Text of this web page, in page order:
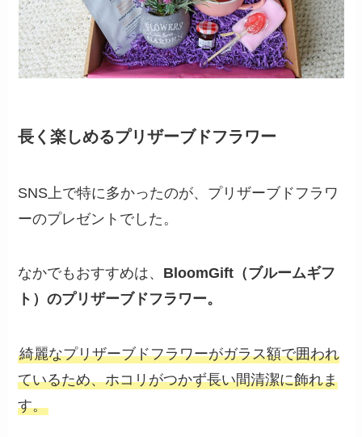
長く楽しめるプリザーブドフラワー
SNS上で特に多かったのが、プリザーブドフラワ
ーのプレゼントでした。
なかでもおすすめは、 BloomGift（ブルームギフ
ト）のプリザーブドフラワー。
綺麗なプリザーブドフラワーがガラス額で囲われ
ているため、ホコリがつかず長い間清潔に飾れま
す。